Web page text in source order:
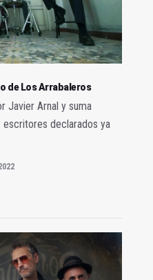
de Los Arrabaleros
Javier Arnal y suma
declarados ya